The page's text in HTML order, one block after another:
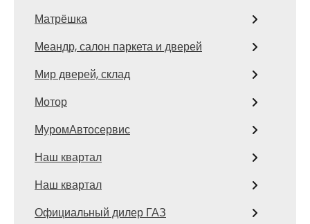
Матрёшка
Меандр, салон паркета и дверей
Мир дверей, склад
Мотор
МуромАвтосервис
Наш квартал
Наш квартал
Официальный дилер ГАЗ